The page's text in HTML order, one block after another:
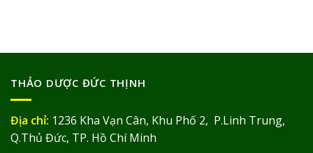
THẢO DƯỢC ĐỨC THỊNH
Địa chỉ: 1236 Kha Vạn Cân, Khu Phố 2, P.Linh Trung,
Q.Thủ Đức, TP. Hồ Chí Minh